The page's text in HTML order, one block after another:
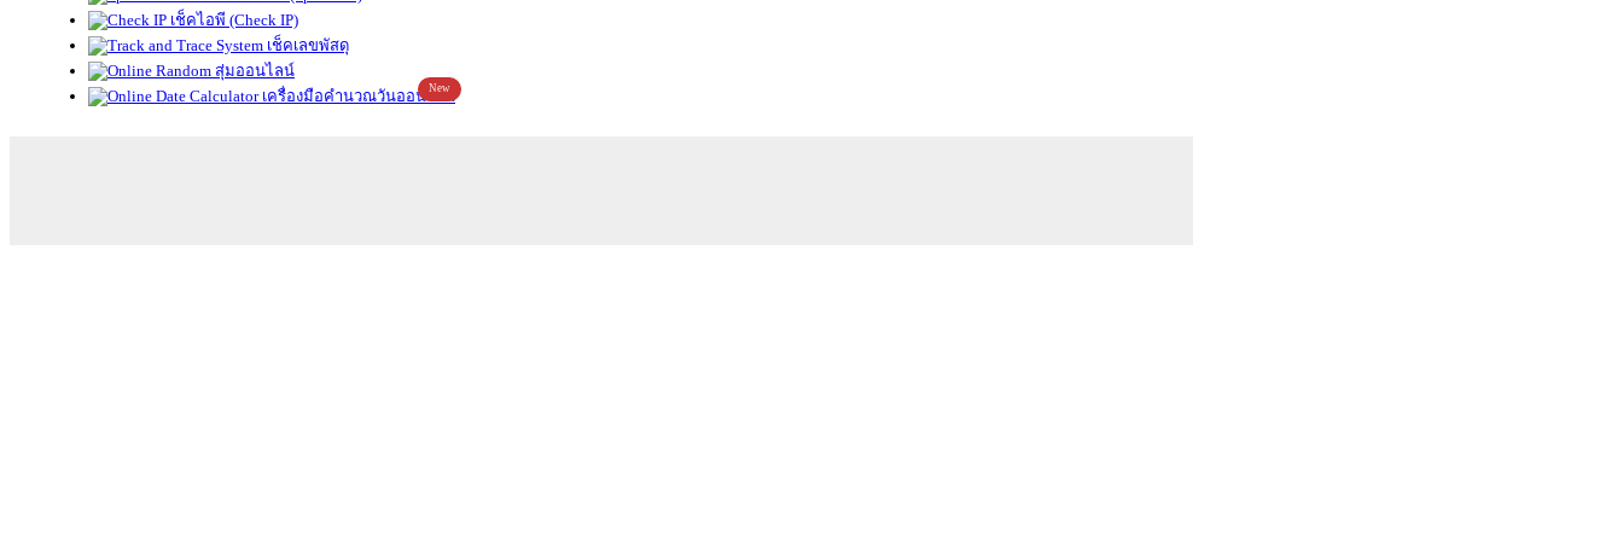
เช็คไอพี (Check IP)
เช็คเลขพัสดุ
สุ่มออนไลน์
เครื่องมือคำนวณวันออนไลน์
New